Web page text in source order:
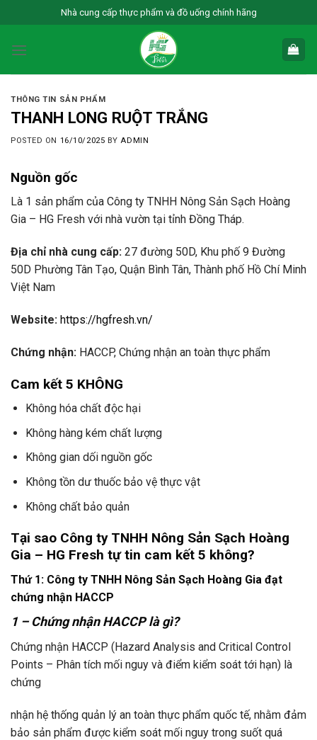
to
content
Nhà cung cấp thực phẩm và đồ uống chính hãng
THÔNG TIN SẢN PHẨM
THANH LONG RUỘT TRẮNG
POSTED ON 16/10/2025 BYADMIN
Nguồn gốc
Là 1 sản phẩm của Công ty TNHH Nông Sản Sạch Hoàng
Gia – HG Fresh với nhà vườn tại tỉnh Đồng Tháp.
Địa chỉ nhà cung cấp: 27 đường 50D, Khu phố 9 Đường
50D Phường Tân Tạo, Quận Bình Tân, Thành phố Hồ Chí Minh
Việt Nam
Website: https://hgfresh.vn/
Chứng nhận: HACCP, Chứng nhận an toàn thực phẩm
Cam kết 5 KHÔNG
Không hóa chất độc hại
Không hàng kém chất lượng
Không gian dối nguồn gốc
Không tồn dư thuốc bảo vệ thực vật
Không chất bảo quản
Tại sao Công ty TNHH Nông Sản Sạch Hoàng
Gia – HG Fresh tự tin cam kết 5 không?
Thứ 1: Công ty TNHH Nông Sản Sạch Hoàng Gia đạt
chứng nhận HACCP
1 – Chứng nhận HACCP là gì?
Chứng nhận HACCP (Hazard Analysis and Critical Control
Points – Phân tích mối nguy và điểm kiểm soát tới hạn) là
chứng
nhận hệ thống quản lý an toàn thực phẩm quốc tế, nhằm đảm
bảo sản phẩm được kiểm soát mối nguy trong suốt quá